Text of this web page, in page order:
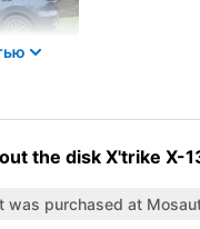
UNI-S
да
of production
дисков
the disk X'trike X-
was purchased at